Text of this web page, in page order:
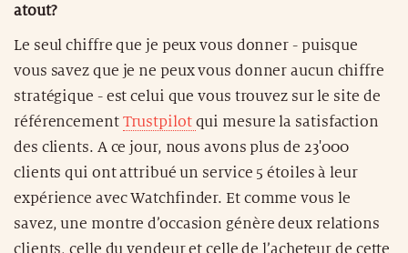
atout?
Le seul chiffre que je peux vous donner - puisque
vous savez que je ne peux vous donner aucun chiffre
stratégique - est celui que vous trouvez sur le site de
référencement Trustpilot qui mesure la satisfaction
des clients. A ce jour, nous avons plus de 23'000
clients qui ont attribué un service 5 étoiles à leur
expérience avec Watchfinder. Et comme vous le
savez, une montre d’occasion génère deux relations
clients, celle du vendeur et celle de l’acheteur de cette